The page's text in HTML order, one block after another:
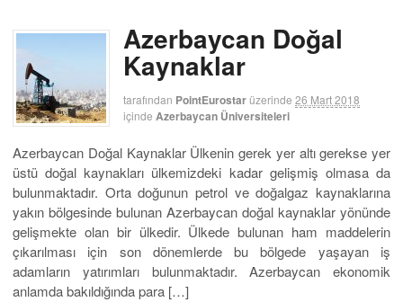
Azerbaycan Doğal
Kaynaklar
tarafından PointEurostarüzerinde 26 Mart 2018
içinde Azerbaycan Üniversiteleri
Azerbaycan Doğal Kaynaklar Ülkenin gerek yer altı gerekse yer
üstü doğal kaynakları ülkemizdeki kadar gelişmiş olmasa da
bulunmaktadır. Orta doğunun petrol ve doğalgaz kaynaklarına
yakın bölgesinde bulunan Azerbaycan doğal kaynaklar yönünde
gelişmekte olan bir ülkedir. Ülkede bulunan ham maddelerin
çıkarılması için son dönemlerde bu bölgede yaşayan iş
adamların yatırımları bulunmaktadır. Azerbaycan ekonomik
anlamda bakıldığında para […]